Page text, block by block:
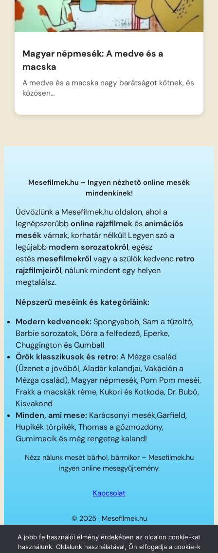
Magyar népmesék: A medve és a
macska
A medve és a macska nagy barátságot kötnek, és
közösen…
Mesefilmek.hu – Ingyen nézhető online mesék
mindenkinek!
Üdvözlünk a Mesefilmek.hu oldalon, ahol a
legnépszerűbbonline rajzfilmekésanimációs
mesékvárnak, korhatár nélkül! Legyen szó a
legújabb modern sorozatokról, egész
estés mesefilmekről vagy a szülők kedvenc retro
rajzfilmjeiről, nálunk mindent egy helyen
megtalálsz.
Népszerű meséink és kategóriáink:
Modern kedvencek: Spongyabob, Sam a tűzoltó,
Barbie sorozatok, Dóra a felfedező, Eperke,
Chuggington és Gumball
Örök klasszikusok és retro: A Mézga család
(Üzenet a jövőből, Aladár kalandjai, Vakáción a
Mézga család), Magyar népmesék, Pom Pom meséi,
Frakk a macskák réme, Kukori és Kotkoda, Dr. Bubó,
Kisvakond
Minden, ami mese: Karácsonyi mesék,Garfield,
Hupikék törpikék, Thomas a gőzmozdony,
Gumimacik és még rengeteg kaland!
Nézz nálunk mesét bárhol, bármikor – Mesefilmek.hu
ingyen online mesegyűjtemény.
Kapcsolat
© 2025 · Mesefilmek.hu
Twitter
Instagram
LinkedIn
Facebook
A jobb felhasználói élmény érdekében az oldalon cookie-kat
használunk. Oldalunk használatával, Ön elfogadja a cookie-k